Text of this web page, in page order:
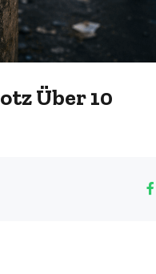
Über 10